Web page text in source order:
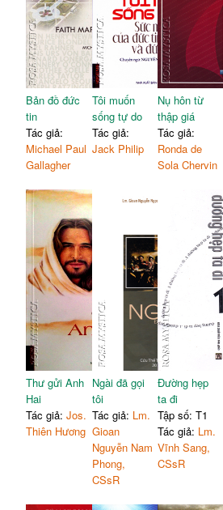
Bản đồ đức
tin
Tác giả:
Michael Paul
Gallagher
Tôi muốn
sống tự do
Tác giả:
Jack Philip
Nụ hôn từ
thập giá
Tác giả:
Ronda de
Sola Chervin
Thư gửi Anh
Hai
Tác giả:Jos.
Thiên Hương
Ngài đã gọi
tôi
Tác giả: Lm.
Gioan
Nguyễn Nam
Phong,
CSsR
Đường hẹp
ta đi
Tập số: T1
Tác giả: Lm.
Vĩnh Sang,
CSsR